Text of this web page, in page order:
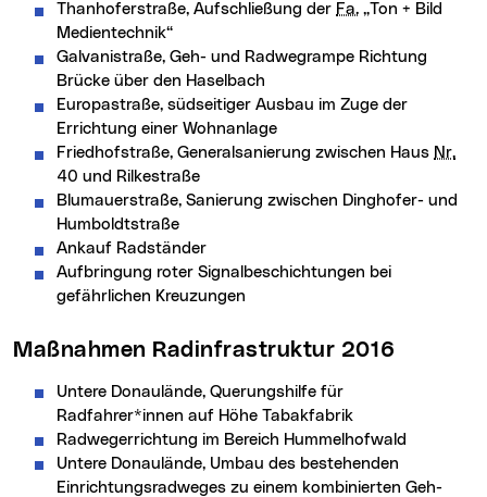
Thanhoferstraße, Aufschließung der Fa. „Ton + Bild
Medientechnik“
Galvanistraße, Geh- und Radwegrampe Richtung
Brücke über den Haselbach
Europastraße, südseitiger Ausbau im Zuge der
Errichtung einer Wohnanlage
Friedhofstraße, Generalsanierung zwischen Haus Nr.
40 und Rilkestraße
Blumauerstraße, Sanierung zwischen Dinghofer- und
Humboldtstraße
Ankauf Radständer
Aufbringung roter Signalbeschichtungen bei
gefährlichen Kreuzungen
Maßnahmen Radinfrastruktur 2016
Untere Donaulände, Querungshilfe für
Radfahrer*innen auf Höhe Tabakfabrik
Radwegerrichtung im Bereich Hummelhofwald
Untere Donaulände, Umbau des bestehenden
Einrichtungsradweges zu einem kombinierten Geh-